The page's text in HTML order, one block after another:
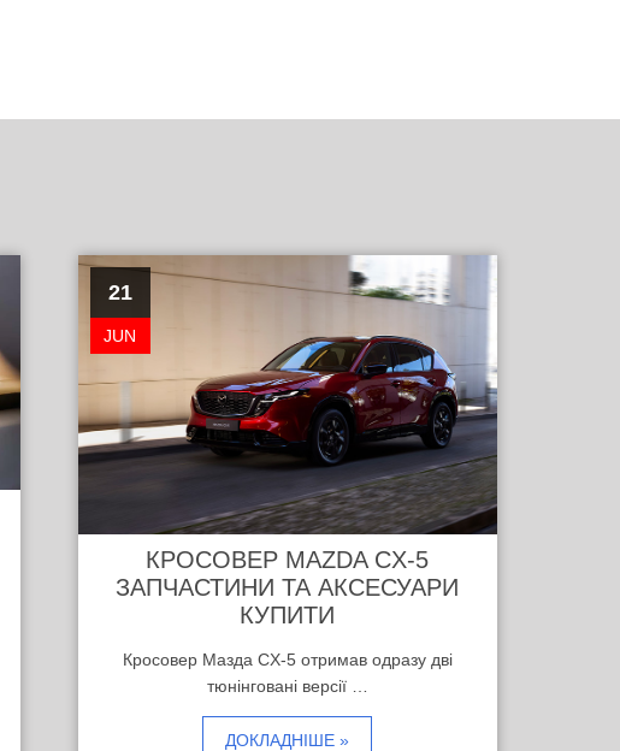
21
JUN
КРОСОВЕР MAZDA CX-5
ЗАПЧАСТИНИ ТА АКСЕСУАРИ
КУПИТИ
Кросовер Мазда CX-5 отримав одразу дві
тюнінговані версії …
ДОКЛАДНІШЕ »